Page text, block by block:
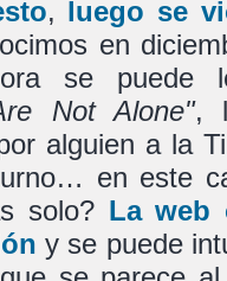
, luego se
en
se puede
Not Alone",
alguien a la
en este
solo? La web
y se puede